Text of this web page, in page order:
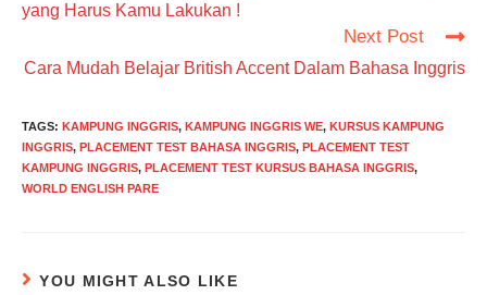
yang Harus Kamu Lakukan !
Next Post
Cara Mudah Belajar British Accent Dalam Bahasa Inggris
TAGS: KAMPUNG INGGRIS, KAMPUNG INGGRIS WE, KURSUS KAMPUNG
INGGRIS, PLACEMENT TEST BAHASA INGGRIS, PLACEMENT TEST
KAMPUNG INGGRIS, PLACEMENT TEST KURSUS BAHASA INGGRIS,
WORLD ENGLISH PARE
YOU MIGHT ALSO LIKE